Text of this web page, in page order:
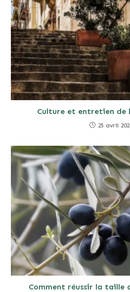
Culture et entretien de
25 avril
Comment réussir la taille